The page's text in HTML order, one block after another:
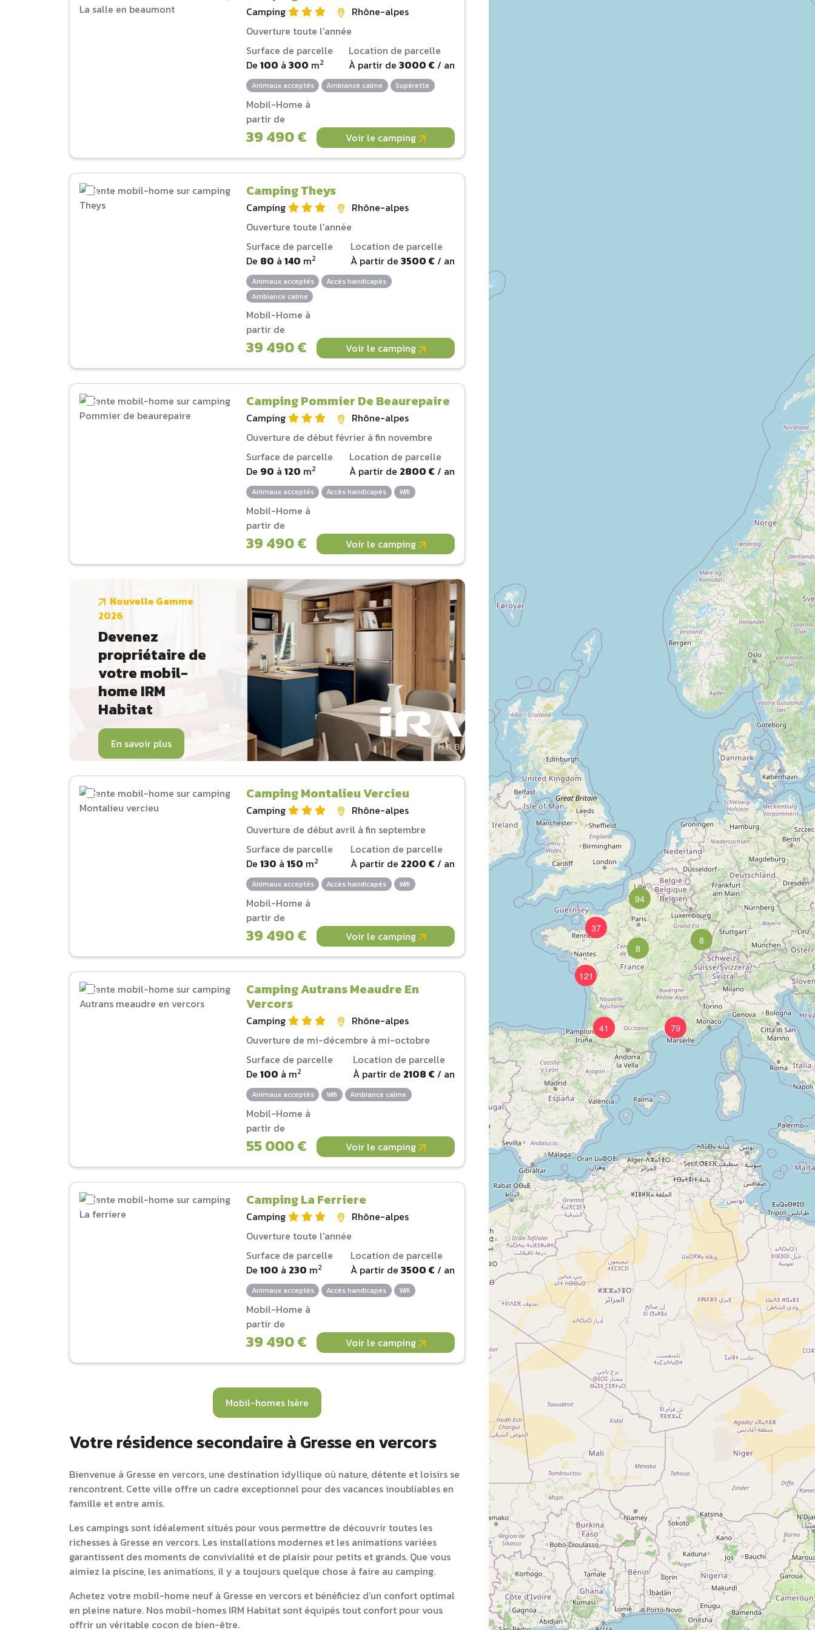
8
37
8
94
79
121
41
Camping
Rhône-alpes
Ouverture toute l'année
Surface de parcelle
De100 à300 m2
Location de parcelle
À partir de 3000 € / an
Animaux acceptés Ambiance calme Supérette
Mobil-Home à
partir de
39 490 € Voir le camping
Camping Theys
Camping
Rhône-alpes
Ouverture toute l'année
Surface de parcelle
De 80 à140 m2
Location de parcelle
À partir de 3500 € / an
Animaux acceptés
Accès handicapés
Ambiance calme
Mobil-Home à
partir de
39 490 € Voir le camping
Camping Pommier De Beaurepaire
Camping
Rhône-alpes
Ouverture de début février à fin novembre
Surface de parcelle
De 90 à120 m2
Location de parcelle
À partir de 2800 € / an
Animaux acceptés Accès handicapés Wifi
Mobil-Home à
partir de
39 490 € Voir le camping
Nouvelle Gamme
2026
Devenez
propriétaire de
votre mobil-
home IRM
Habitat
En savoir plus
Camping Montalieu Vercieu
Camping
Rhône-alpes
Ouverture de début avril à fin septembre
Surface de parcelle
De130 à150 m2
Location de parcelle
À partir de 2200 € / an
Animaux acceptés Accès handicapés Wifi
Mobil-Home à
partir de
39 490 € Voir le camping
Camping Autrans Meaudre En
Vercors
Camping
Rhône-alpes
Ouverture de mi-décembre à mi-octobre
Surface de parcelle
De100 à m2
Location de parcelle
À partir de 2108 € / an
Animaux acceptés Wifi Ambiance calme
Mobil-Home à
partir de
55 000 € Voir le camping
Camping La Ferriere
Camping
Rhône-alpes
Ouverture toute l'année
Surface de parcelle
De100 à 230 m2
Location de parcelle
À partir de 3500 € / an
Animaux acceptés Accès handicapés Wifi
Mobil-Home à
partir de
39 490 € Voir le camping
Mobil-homes Isère
Votre résidence secondaire à Gresse en vercors
Bienvenue à Gresse en vercors, une destination idyllique où nature, détente et loisirs se
rencontrent. Cette ville offre un cadre exceptionnel pour des vacances inoubliables en
famille et entre amis.
Les campings sont idéalement situés pour vous permettre de découvrir toutes les
richesses à Gresse en vercors. Les installations modernes et les animations variées
garantissent des moments de convivialité et de plaisir pour petits et grands. Que vous
aimiez la piscine, les animations, il y a toujours quelque chose à faire au camping.
Achetez votre mobil-home neuf à Gresse en vercors et bénéficiez d’un confort optimal
en pleine nature. Nos mobil-homes IRM Habitat sont équipés tout confort pour vous
offrir un véritable cocon de bien-être.